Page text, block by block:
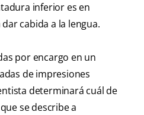
inferior es en
cabida a la lengua.
por encargo en un
de impresiones
determinará cuál de
se describe a